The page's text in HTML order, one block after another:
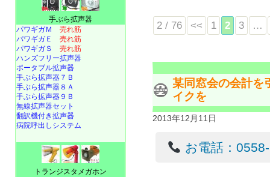
2 / 76 << 1 2 3 …
某同窓会の会計を
イクを
2013年12月11日
お電話：
手ぶら拡声器
パワギガＭ 売れ筋
パワギガＥ 売れ筋
パワギガＳ 売れ筋
ハンズフリー拡声器
ポータブル拡声器
手ぶら拡声器７Ｂ
手ぶら拡声器８Ａ
手ぶら拡声器９Ｂ
無線拡声器セット
翻訳機付き拡声器
病院呼出しシステム
トランジスタメガホン